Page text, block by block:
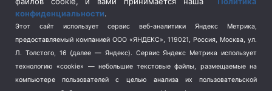
Спорт (740)
Терроризм (1)
Транспорт (262)
Туризм (178)
конфиденциальности.
Этот сайт использует сервис веб-аналитики Яндекс Метрика,
предоставляемый компанией ООО «ЯНДЕКС», 119021, Россия, Москва, ул.
Л. Толстого, 16 (далее — Яндекс). Сервис Яндекс Метрика использует
технологию «cookie» — небольшие текстовые файлы, размещаемые на
компьютере пользователей с целью анализа их пользовательской